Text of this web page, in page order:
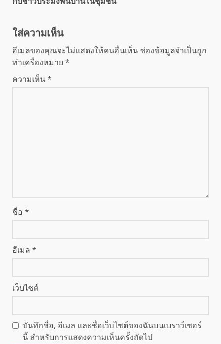
ใส่ความเห็น
อีเมลของคุณจะไม่แสดงให้คนอื่นเห็น ช่องข้อมูลจำเป็นถูก
ทำเครื่องหมาย *
ความเห็น*
ชื่อ *
อีเมล *
เว็บไซต์
บันทึกชื่อ, อีเมล และชื่อเว็บไซต์ของฉันบนเบราว์เซอร์
นี้ สำหรับการแสดงความเห็นครั้งถัดไป